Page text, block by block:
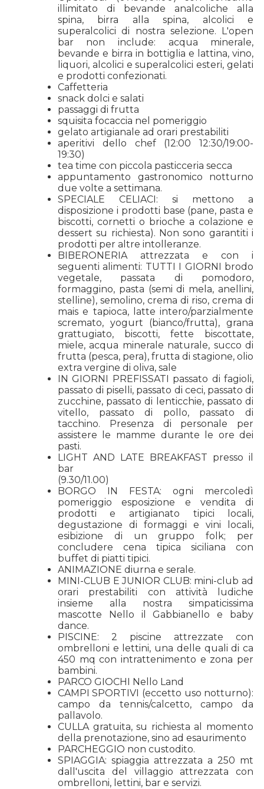
illimitato di bevande analcoliche alla
spina, birra alla spina, alcolici e
superalcolici di nostra selezione. L'open
bar non include: acqua minerale,
bevande e birra in bottiglia e lattina, vino,
liquori, alcolici e superalcolici esteri, gelati
e prodotti confezionati.
Caffetteria
snack dolci e salati
passaggi di frutta
squisita focaccia nel pomeriggio
gelato artigianale ad orari prestabiliti
aperitivi dello chef (12:00 12:30/19:00-
19:30)
tea time con piccola pasticceria secca
appuntamento gastronomico notturno
due volte a settimana.
SPECIALE CELIACI: si mettono a
disposizione i prodotti base (pane, pasta e
biscotti, cornetti o brioche a colazione e
dessert su richiesta). Non sono garantiti i
prodotti per altre intolleranze.
BIBERONERIA attrezzata e con i
seguenti alimenti: TUTTI I GIORNI brodo
vegetale, passata di pomodoro,
formaggino, pasta (semi di mela, anellini,
stelline), semolino, crema di riso, crema di
mais e tapioca, latte intero/parzialmente
scremato, yogurt (bianco/frutta), grana
grattugiato, biscotti, fette biscottate,
miele, acqua minerale naturale, succo di
frutta (pesca, pera), frutta di stagione, olio
extra vergine di oliva, sale
IN GIORNI PREFISSATI passato di fagioli,
passato di piselli, passato di ceci, passato di
zucchine, passato di lenticchie, passato di
vitello, passato di pollo, passato di
tacchino. Presenza di personale per
assistere le mamme durante le ore dei
pasti.
LIGHT AND LATE BREAKFAST presso il
bar
(9.30/
BORGO IN FESTA: ogni mercoledì
pomeriggio esposizione e vendita di
prodotti e artigianato tipici locali,
degustazione di formaggi e vini locali,
esibizione di un gruppo folk; per
concludere cena tipica siciliana con
buffet di piatti tipici.
ANIMAZIONE diurna e serale.
MINI-CLUB E JUNIOR CLUB: mini-club ad
orari prestabiliti con attività ludiche
insieme alla nostra simpaticissima
mascotte Nello il Gabbianello e baby
dance.
PISCINE: 2 piscine attrezzate con
ombrelloni e lettini, una delle quali di ca
450 mq con intrattenimento e zona per
bambini.
PARCO GIOCHI Nello Land
CAMPI SPORTIVI (eccetto uso notturno):
campo da tennis/calcetto, campo da
pallavolo.
CULLA gratuita, su richiesta al momento
della prenotazione, sino ad esaurimento
PARCHEGGIO non custodito.
SPIAGGIA: spiaggia attrezzata a 250 mt
dall'uscita del villaggio attrezzata con
ombrelloni, lettini, bar e servizi.